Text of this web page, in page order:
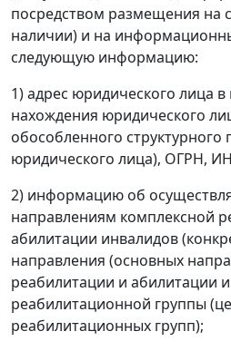
посредством размещения на
наличии) и на
следующую информацию:
1) адрес юридического лица в
нахождения юридического
обособленного структурного
юридического лица), ОГРН,
2) информацию об
направлениям комплексной
абилитации инвалидов
направления (основных
реабилитации и абилитации
реабилитационной группы
реабилитационных групп);